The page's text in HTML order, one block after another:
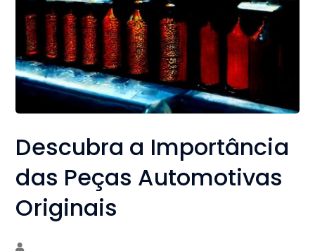
Descubra a Importância
das Peças Automotivas
Originais